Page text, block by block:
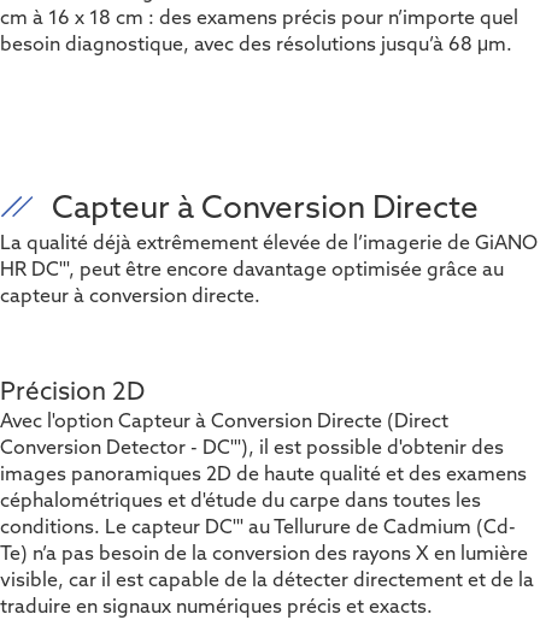
cm à 16 x 18 cm : des examens précis pour n’importe quel
besoin diagnostique, avec des résolutions jusqu’à 68 μm.
Capteur à Conversion Directe
La qualité déjà extrêmement élevée de l’imagerie de GiANO
HR DC''', peut être encore davantage optimisée grâce au
capteur à conversion directe.
Précision 2D
Avec l'option Capteur à Conversion Directe (Direct
Conversion Detector - DC'''), il est possible d'obtenir des
images panoramiques 2D de haute qualité et des examens
céphalométriques et d'étude du carpe dans toutes les
conditions. Le capteur DC''' au Tellurure de Cadmium (Cd-
Te) n’a pas besoin de la conversion des rayons X en lumière
visible, car il est capable de la détecter directement et de la
traduire en signaux numériques précis et exacts.